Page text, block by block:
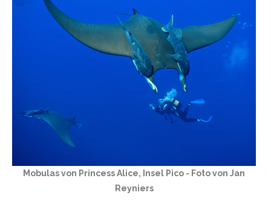
Mobulas von Princess Alice, Insel Pico - Foto von Jan
Reyniers